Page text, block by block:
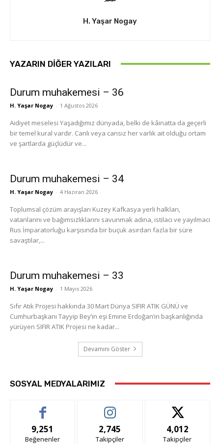
H. Yaşar Nogay
YAZARIN DIĞER YAZILARI
Durum muhakemesi – 36
H. Yaşar Nogay - 1 Ağustos 2026
Aidiyet meselesi Yaşadığımız dünyada, belki de kâinatta da geçerli
bir temel kural vardır. Canlı veya cansız her varlık ait olduğu ortam
ve şartlarda güçlüdür ve...
Durum muhakemesi – 34
H. Yaşar Nogay - 4 Haziran 2026
Toplumsal çözüm arayışları Kuzey Kafkasya yerli halkları,
vatanlarını ve bağımsızlıklarını savunmak adına, istilacı ve yayılmacı
Rus İmparatorluğu karşısında bir buçuk asırdan fazla bir süre
savaştılar,...
Durum muhakemesi – 33
H. Yaşar Nogay - 1 Mayıs 2026
Sıfır Atık Projesi hakkında 30 Mart Dünya SIFIR ATIK GÜNÜ ve
Cumhurbaşkanı Tayyip Bey’in eşi Emine Erdoğan’ın başkanlığında
yürüyen SIFIR ATIK Projesi ne kadar...
Devamını Göster
SOSYAL MEDYALARIMIZ
9,251
Beğenenler
2,745
Takipçiler
4,012
Takipçiler